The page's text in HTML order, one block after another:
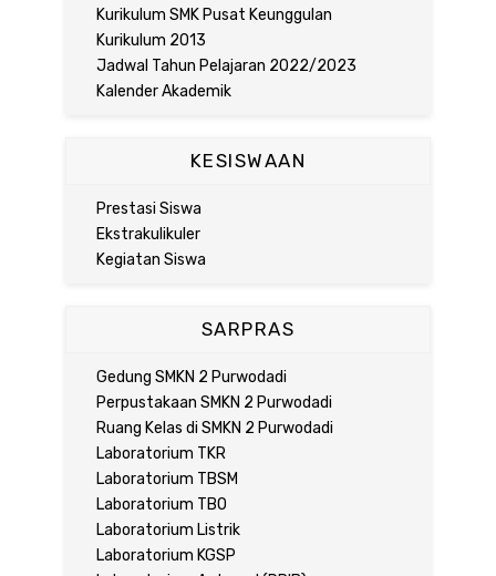
Kurikulum SMK Pusat Keunggulan
Kurikulum 2013
Jadwal Tahun Pelajaran 2022/2023
Kalender Akademik
KESISWAAN
Prestasi Siswa
Ekstrakulikuler
Kegiatan Siswa
SARPRAS
Gedung SMKN 2 Purwodadi
Perpustakaan SMKN 2 Purwodadi
Ruang Kelas di SMKN 2 Purwodadi
Laboratorium TKR
Laboratorium TBSM
Laboratorium TBO
Laboratorium Listrik
Laboratorium KGSP